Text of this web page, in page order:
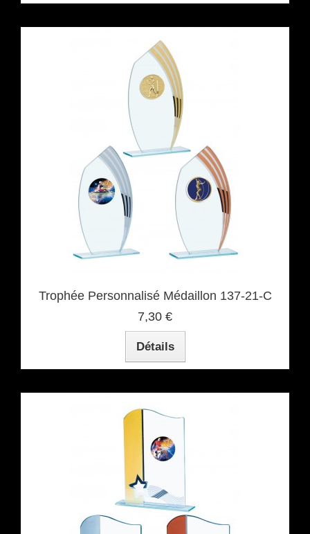
Trophée Personnalisé Médaillon 137-21-C
7,30 €
Détails